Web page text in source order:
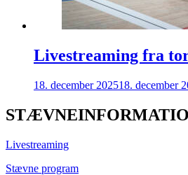
Livestreaming fra
18. december 202518. december
Livestreaming
Stævne program